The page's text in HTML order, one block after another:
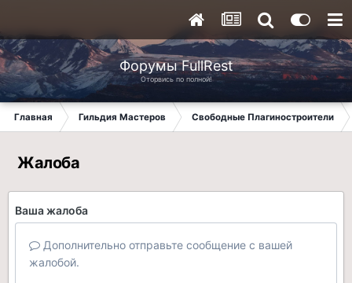
Форумы FullRest
Оторвись по полной!
Главная Гильдия Мастеров Свободные Плагиностроители
Жалоба
Ваша жалоба
Дополнительно отправьте сообщение с вашей
жалобой.